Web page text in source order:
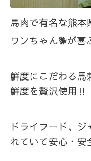
馬肉で有名な熊本
ワンちゃん🐕️が喜
鮮度にこだわる馬
鮮度を贅沢使用‼️
ドライフード、
れていて安心・安